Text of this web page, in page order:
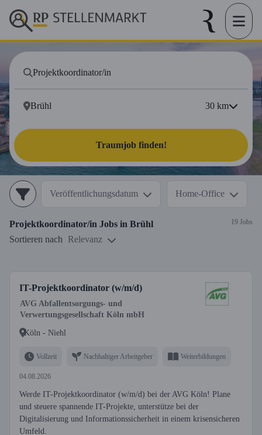
30 km
Traumjob finden!
Veröffentlichungsdatum Home-Office
Projektkoordinator/in Jobs in Brühl 19 Jobs
Sortieren nach Relevanz
IT-Projektkoordinator (w/m/d)
AVG Abfallentsorgungs- und
Verwertungsgesellschaft Köln mbH
Köln - Niehl
Vollzeit Nachhaltiger Arbeitgeber Weiterbildungen
04.08.2026
Werde IT-Projektkoordinator (w/m/d) bei der AVG Köln! Plane
und steuere spannende IT-Projekte, unterstütze bei der
Digitalisierung und Informationssicherheit in einem krisensicheren
Umfeld.